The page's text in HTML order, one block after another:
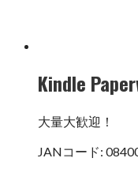
Kindle
大量大歓迎！
JANコード: